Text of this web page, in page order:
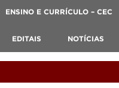
ENSINO E CURRÍCULO – CEC
EDITAIS NOTÍCIAS